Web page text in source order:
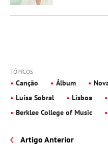
TÓPICOS
Canção Álbum
Luísa Sobral
Lisboa
Berklee College of Music
Artigo Anterior